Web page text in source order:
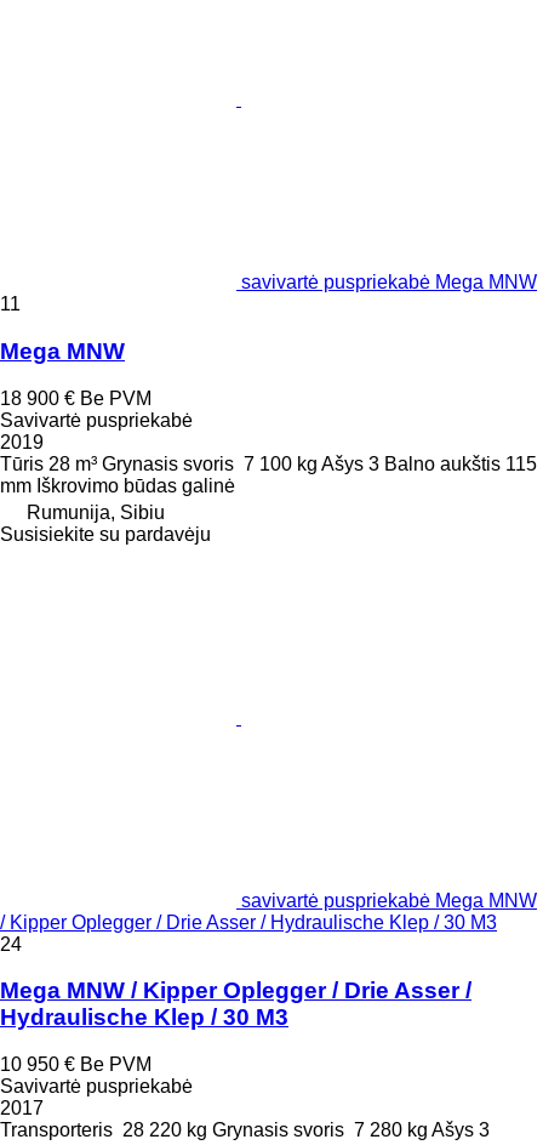
savivartė puspriekabė Mega MNW
11
Mega MNW
18 900 € Be PVM
Savivartė puspriekabė
2019
Tūris 28 m³ Grynasis svoris 7 100 kg Ašys 3 Balno aukštis 115
mm Iškrovimo būdas galinė
Rumunija, Sibiu
Susisiekite su pardavėju
savivartė puspriekabė Mega MNW
/ Kipper Oplegger / Drie Asser / Hydraulische Klep / 30 M3
24
Mega MNW / Kipper Oplegger / Drie Asser /
Hydraulische Klep / 30 M3
10 950 € Be PVM
Savivartė puspriekabė
2017
Transporteris 28 220 kg Grynasis svoris 7 280 kg Ašys 3